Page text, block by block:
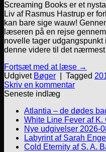
Screaming Books er et
Liv af Rasmus Hastrup er
kan bare sige wauw!
læseren på en rejse
novelle tager
denne videre til det
Fortsæt med at læse →
Udgivet Bøger Tagged
Skriv en kommentar
Seneste indlæg
Atlantia – de dødes
White Line Fever af K.
Nye udgivelser 2026-
Labyrint af Sarah Engell
Cold Eternity af S. A.